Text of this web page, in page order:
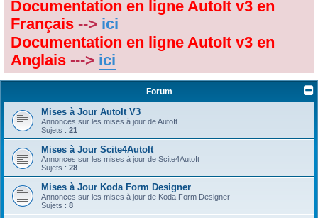
Documentation en ligne AutoIt v3 en
Français --> ici
Documentation en ligne AutoIt v3 en
Anglais ---> ici
Forum
Mises à Jour AutoIt V3
Annonces sur les mises à jour de AutoIt
Sujets : 21
Mises à Jour Scite4AutoIt
Annonces sur les mises à jour de Scite4AutoIt
Sujets : 28
Mises à Jour Koda Form Designer
Annonces sur les mises à jour de Koda Form Designer
Sujets : 8